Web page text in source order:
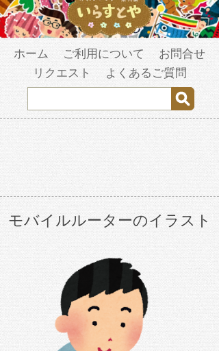
ホーム ご利用について
お問合せ
リクエスト
よくあるご質問
モバイルルーターのイラスト